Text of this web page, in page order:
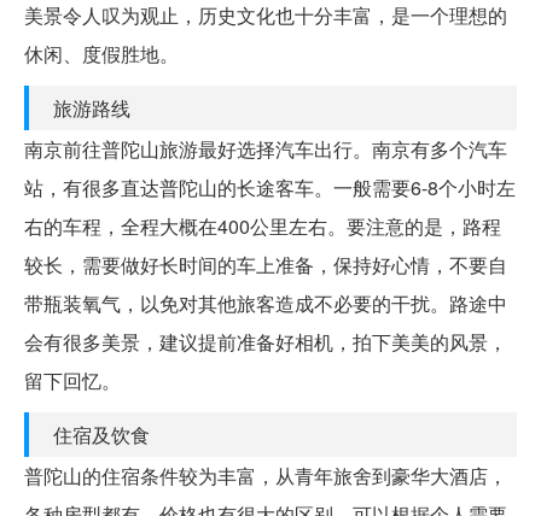
美景令人叹为观止，历史文化也十分丰富，是一个理想的
休闲、度假胜地。
旅游路线
南京前往普陀山旅游最好选择汽车出行。南京有多个汽车
站，有很多直达普陀山的长途客车。一般需要6-8个小时左
右的车程，全程大概在400公里左右。要注意的是，路程
较长，需要做好长时间的车上准备，保持好心情，不要自
带瓶装氧气，以免对其他旅客造成不必要的干扰。路途中
会有很多美景，建议提前准备好相机，拍下美美的风景，
留下回忆。
住宿及饮食
普陀山的住宿条件较为丰富，从青年旅舍到豪华大酒店，